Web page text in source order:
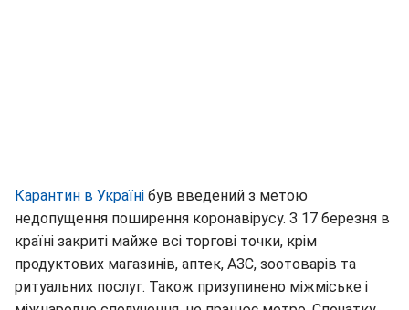
Карантин в Україні був введений з метою
недопущення поширення коронавірусу. З 17 березня в
країні закриті майже всі торгові точки, крім
продуктових магазинів, аптек, АЗС, зоотоварів та
ритуальних послуг. Також призупинено міжміське і